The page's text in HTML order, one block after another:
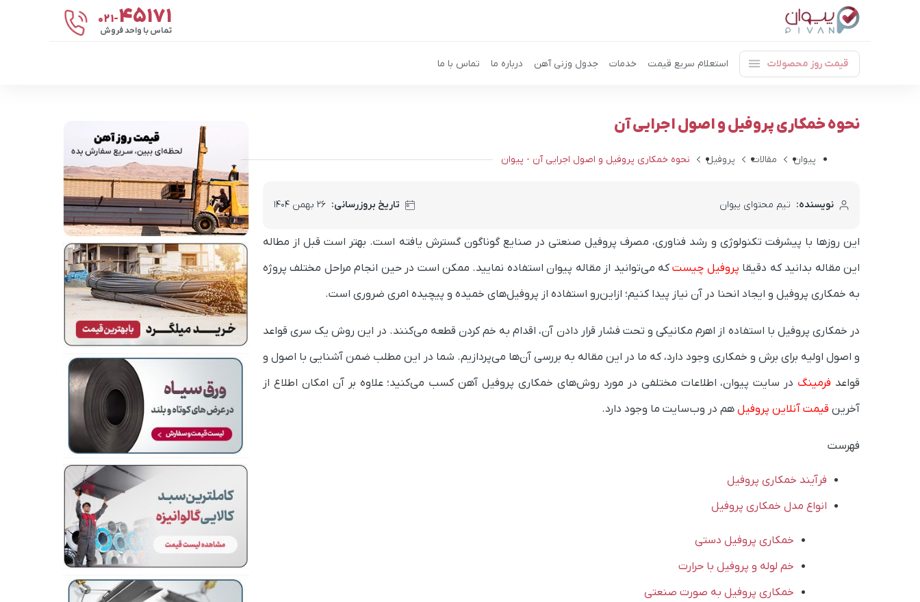
021-۴۵۱۷۱
تماس با واحد فروش
قیمت روز محصولات استعلام سریع قیمت خدمات جدول وزنی آهن درباره ما تماس با ما
نحوه خمکاری پروفیل و اصول اجرایی آن
پیوان مقالات پروفیل نحوه خمکاری پروفیل و اصول اجرایی آن - پیوان
نویسنده: تیم محتوای پیوان تاریخ بروزرسانی: ۲۶ بهمن ۱۴۰۴
این روزها با پیشرفت تکنولوژی و رشد فناوری، مصرف پروفیل صنعتی در صنایع گوناگون گسترش یافته است. بهتر است قبل از مطاله
این مقاله بدانید که دقیقا پروفیل چیستکه می‌توانید از مقاله پیوان استفاده نمایید. ممکن است در حین انجام مراحل مختلف پروژه
به خمکاری پروفیل و ایجاد انحنا در آن نیاز پیدا کنیم؛ ازاین‌رو استفاده از پروفیل‌های خمیده و پیچیده امری ضروری است.
در خمکاری پروفیل با استفاده از اهرم مکانیکی و تحت فشار قرار دادن آن، اقدام به خم کردن قطعه می‌کنند. در این روش یک سری قواعد
و اصول اولیه برای برش و خمکاری وجود دارد،که ما در این مقاله به بررسی آن‌ها می‌پردازیم. شما در این مطلب ضمن آشناییبا اصول و
قواعد فرمینگ در سایت پیوان، اطلاعات مختلفی در مورد روش‌های خمکاری پروفیل آهن کسب می‌کنید؛ علاوه بر آن امکان اطلاع از
آخرین قیمت آنلاین پروفیل هم در وب‌سایت ما وجود دارد.
فهرست
فرآیند خمکاری پروفیل
انواع مدل خمکاری پروفیل
خمکاری پروفیل دستی
خم لوله و پروفیل با حرارت
خمکاری پروفیل به صورت صنعتی